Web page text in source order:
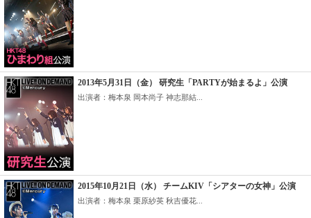
2013年5月31日（金） 研究生「PARTYが始まるよ」公演
出演者：梅本泉 岡本尚子 神志那結...
2015年10月21日（水） チームKIV「シアターの女神」公演
出演者：梅本泉 栗原紗英 秋吉優花...